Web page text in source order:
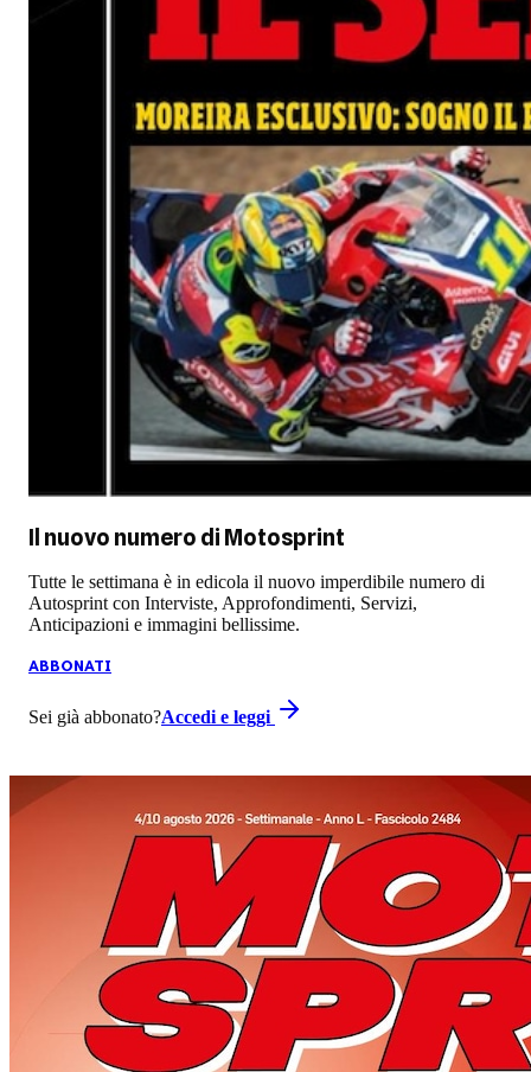
Il nuovo numero di Motosprint
Tutte le settimana è in edicola il nuovo imperdibile numero di
Autosprint con Interviste, Approfondimenti, Servizi,
Anticipazioni e immagini bellissime.
ABBONATI
Sei già abbonato?Accedi e leggi